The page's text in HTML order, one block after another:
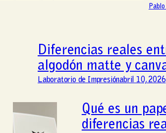
Diferencias reales
algodón matte y
Laboratorio de Impresiónabril 10, 2026
Qué es un
diferencias